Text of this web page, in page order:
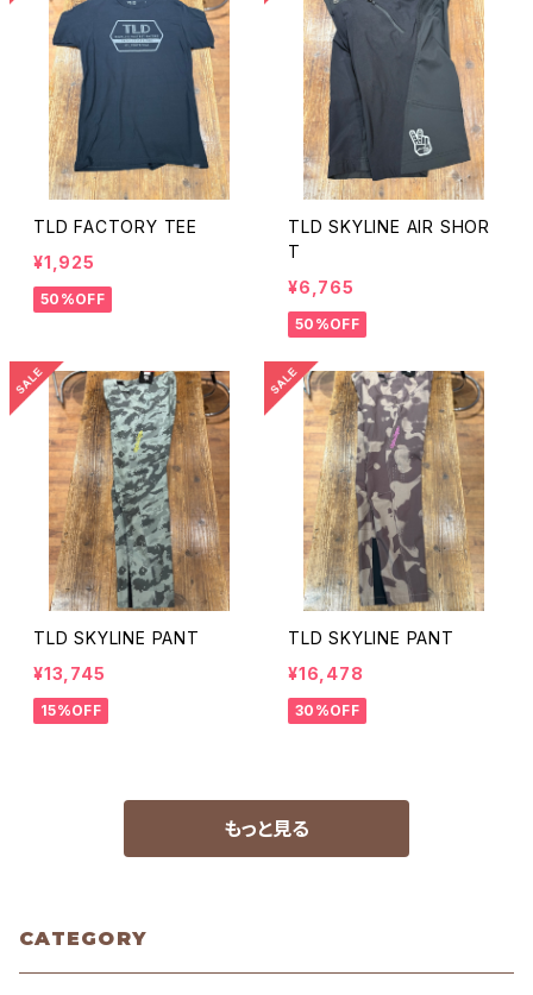
TLD FACTORY TEE
¥1,925
50%OFF
TLD SKYLINE AIR SHOR
T
¥6,765
50%OFF
TLD SKYLINE PANT
¥13,745
15%OFF
TLD SKYLINE PANT
¥16,478
30%OFF
もっと見る
CATEGORY